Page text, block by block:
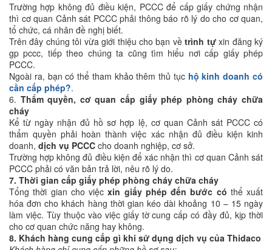
Trường hợp không đủ điều kiện, PCCC để cấp giấy chứng nhận
thì cơ quan Cảnh sát PCCC phải thông báo rõ lý do cho cơ quan,
tổ chức, cá nhân đề nghị biết.
Trên đây chúng tôi vừa giới thiệu cho bạn vềtrình tựxin đăng ký
gp pccc, tiếp theo chúng ta cũng tìm hiểu nơi cấp giấy phép
PCCC.
Ngoài ra, bạn có thể tham khảo thêm thủ tục hộ kinh doanh có
cần cấp phép?.
6. Thẩm quyền, cơ quan cấp giấy phép phòng cháy chữa
cháy
Kể từ ngày nhận đủ hồ sơ hợp lệ, cơ quan Cảnh sát PCCC có
thẩm quyền phải hoàn thành việc xác nhận đủ điều kiện kinh
doanh, dịch vụ PCCC cho doanh nghiệp, cơ sở.
Trường hợp không đủ điều kiện để xác nhận thì cơ quan Cảnh sát
PCCC phải có văn bản trả lời, nêu rõ lý do.
7. Thời gian cấp giấy phép phòng cháy chữa cháy
Tổng thời gian cho việcxin giấy phép đến bước có thể xuất
hóa đơn cho khách hàng thời gian kéo dài khoảng 10 – 15 ngày
làm việc. Tùy thuộc vào việc giấy tờ cung cấp có đầy đủ, kịp thời
cho cơ quan chức năng hay không.
8. Khách hàng cung cấp gì khi sử dụng dịch vụ của Thidaco